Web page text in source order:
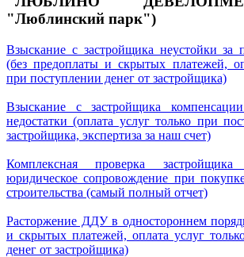
"Люблинский парк")
Взыскание с застройщика неустойки
(без предоплаты и скрытых платежей,
при поступлении денег от застройщика)
Взыскание с застройщика
недостатки (оплата услуг только при
застройщика, экспертиза за наш счет)
Комплексная проверка
юридическое сопровождение при
строительства (самый полный отчет)
Расторжение ДДУ в одностороннем
и скрытых платежей, оплата услуг
денег от застройщика)